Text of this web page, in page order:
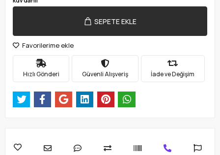
SEPETE EKLE
Favorilerime ekle
Hızlı Gönderi Güvenli Alışveriş İade ve Değişim